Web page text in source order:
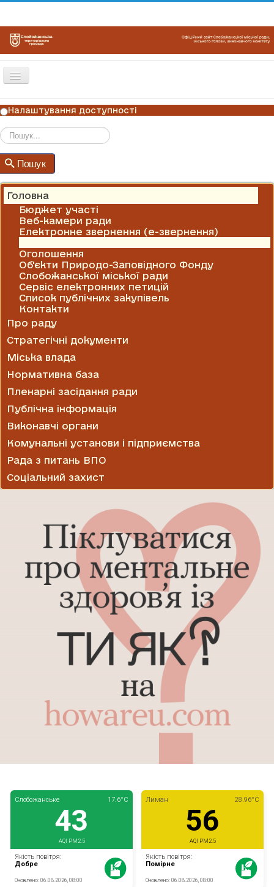
Перемикач
ГОЛОВНА
НОВИНИ
ОГОЛОШЕННЯ
ГРАФІКИ ПРИЙОМУ
КОНТАКТИ
Налаштування доступності
Пошук
Головна
Бюджет участі
Веб-камери ради
Електронне звернення (е-звернення)
Оголошення
Об'єкти Природо-Заповідного Фонду
Слобожанської міської ради
Сервіс електронних петицій
Список публічних закупівель
Контакти
Про раду
Стратегічні документи
Міська влада
Нормативна база
Пленарні засідання ради
Публічна інформація
Виконавчі органи
Комунальні установи і підприємства
Рада з питань ВПО
Соціальний захист